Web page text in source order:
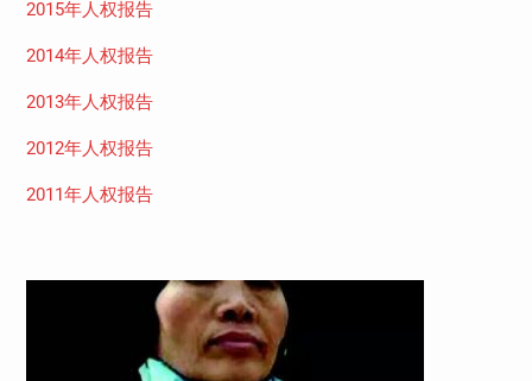
2015年人权报告
2014年人权报告
2013年人权报告
2012年人权报告
2011年人权报告